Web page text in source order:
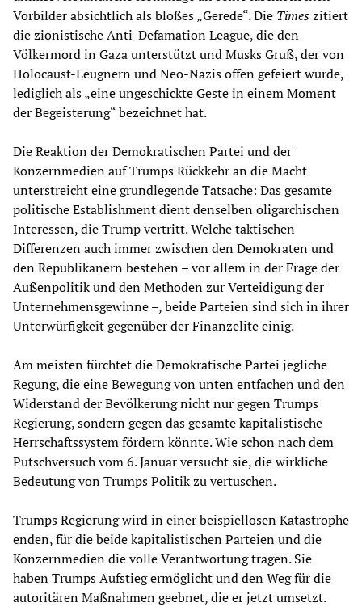
Vorbilder absichtlich als bloßes „Gerede“. Die Timeszitiert
die zionistische Anti-Defamation League, die den
Völkermord in Gaza unterstützt und Musks Gruß, der von
Holocaust-Leugnern und Neo-Nazis offen gefeiert wurde,
lediglich als „eine ungeschickte Geste in einem Moment
der Begeisterung“ bezeichnet hat.
Die Reaktion der Demokratischen Partei und der
Konzernmedien auf Trumps Rückkehr an die Macht
unterstreicht eine grundlegende Tatsache: Das gesamte
politische Establishment dient denselben oligarchischen
Interessen, die Trump vertritt. Welche taktischen
Differenzen auch immer zwischen den Demokraten und
den Republikanern bestehen – vor allem in der Frage der
Außenpolitik und den Methoden zur Verteidigung der
Unternehmensgewinne –, beide Parteien sind sich in ihrer
Unterwürfigkeit gegenüber der Finanzelite einig.
Am meisten fürchtet die Demokratische Partei jegliche
Regung, die eine Bewegung von unten entfachen und den
Widerstand der Bevölkerung nicht nur gegen Trumps
Regierung, sondern gegen das gesamte kapitalistische
Herrschaftssystem fördern könnte. Wie schon nach dem
Putschversuch vom 6. Januar versucht sie, die wirkliche
Bedeutung von Trumps Politik zu vertuschen.
Trumps Regierung wird in einer beispiellosen Katastrophe
enden, für die beide kapitalistischen Parteien und die
Konzernmedien die volle Verantwortung tragen. Sie
haben Trumps Aufstieg ermöglicht und den Weg für die
autoritären Maßnahmen geebnet, die er jetzt umsetzt.